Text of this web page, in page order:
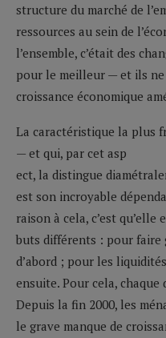
structure du marché de
ressources au sein de
l’ensemble, c’était des
pour le meilleur — et ils
croissance économique
La caractéristique la plus
— et qui, par cet asp
ect, la distingue
est son incroyable
raison à cela, c’est qu’elle
buts différents : pour faire
d’abord ; pour les
ensuite. Pour cela,
Depuis la fin 2000, les
le grave manque de